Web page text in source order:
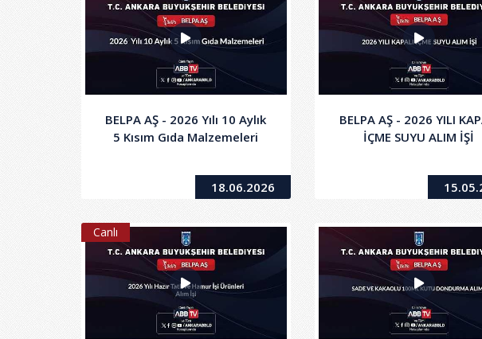
BELPA AŞ - 2026 Yılı 10 Aylık
5 Kısım Gıda Malzemeleri
18.06.2026
BELPA AŞ - 2026 YILI
İÇME SUYU ALIM İŞİ
Canlı